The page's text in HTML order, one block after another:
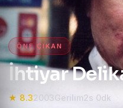
ÖNE ÇIKAN
İhtiyar
★ 8.32003 Gerilim2s 0dk